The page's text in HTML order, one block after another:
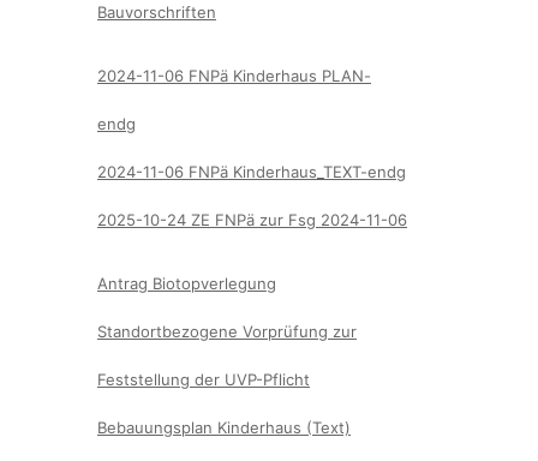
Bauvorschriften
2024-11-06 FNPä Kinderhaus PLAN-
endg
2024-11-06 FNPä Kinderhaus_TEXT-endg
2025-10-24 ZE FNPä zur Fsg 2024-11-06
Antrag Biotopverlegung
Standortbezogene Vorprüfung zur
Feststellung der UVP-Pflicht
Bebauungsplan Kinderhaus (Text)